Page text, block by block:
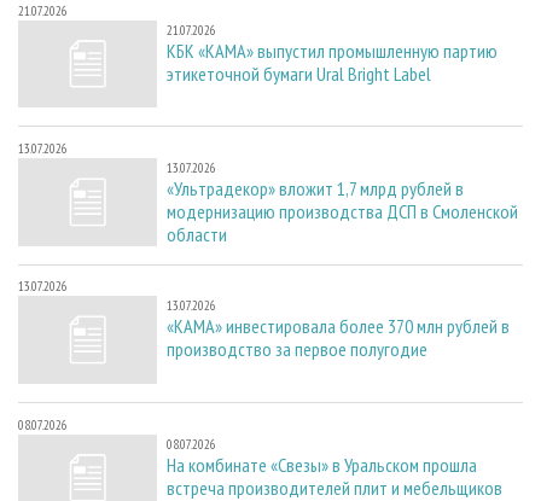
21.07.2026
21.07.2026
КБК «КАМА» выпустил промышленную партию
этикеточной бумаги Ural Bright Label
13.07.2026
13.07.2026
«Ультрадекор» вложит 1,7 млрд рублей в
модернизацию производства ДСП в Смоленской
области
13.07.2026
13.07.2026
«КАМА» инвестировала более 370 млн рублей в
производство за первое полугодие
08.07.2026
08.07.2026
На комбинате «Свезы» в Уральском прошла
встреча производителей плит и мебельщиков